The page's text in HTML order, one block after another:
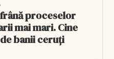
proceselor
mai mari. Cine
banii ceruți